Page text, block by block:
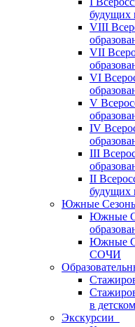
будущих
VIII
VII
VI
V
IV
III
II
будущих
Южные
Южные
Южные
СОЧИ
в
Экскурсии